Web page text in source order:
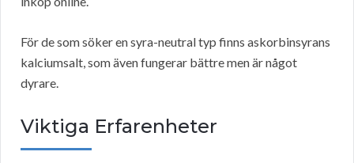
För de som söker en syra-neutral typ finns askorbinsyrans
kalciumsalt, som även fungerar bättre men är något
dyrare.
Viktiga Erfarenheter